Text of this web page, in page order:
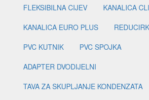
FLEKSIBILNA CIJEV
KANALICA
KANALICA EURO PLUS
PVC KUTNIK
PVC SPOJKA
ADAPTER DVODIJELNI
TAVA ZA SKUPLJANJE KONDENZATA